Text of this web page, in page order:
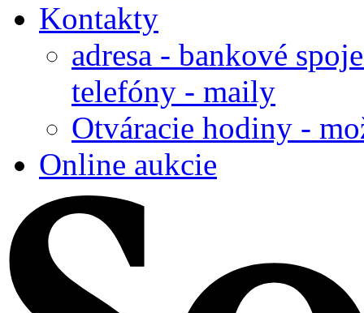
Kontakty
adresa - bankové
telefóny - maily
Otváracie hodiny -
Online aukcie